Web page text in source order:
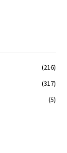
(216)
(317)
(5)